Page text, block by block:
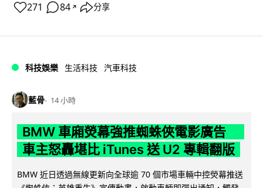
271 84 ↗ 分享
科技娛樂 生活科技 汽車科技
藍骨 14 小時
BMW 車廂熒幕強推蜘蛛俠電影廣告
車主怒轟堪比 iTunes 送 U2 專輯翻版
BMW 近日透過無線更新向全球逾 70 個市場車輛中控熒幕推送